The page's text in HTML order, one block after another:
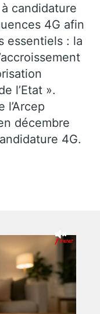
candidature
4G afin
essentiels : la
l’Etat ».
l’Arcep
décembre
4G.